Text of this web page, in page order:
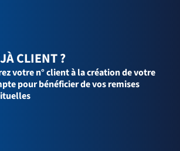
CLIENT ?
votre n° client à la création de votre
pour bénéficier de vos remises